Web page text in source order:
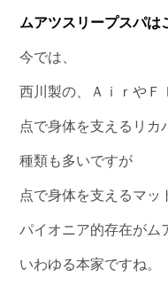
ムアツスリープスパは
今では、
西川製の、Ａｉｒや
点で身体を支えるリカ
種類も多いですが
点で身体を支えるマッ
パイオニア的存在がム
いわゆる本家ですね。